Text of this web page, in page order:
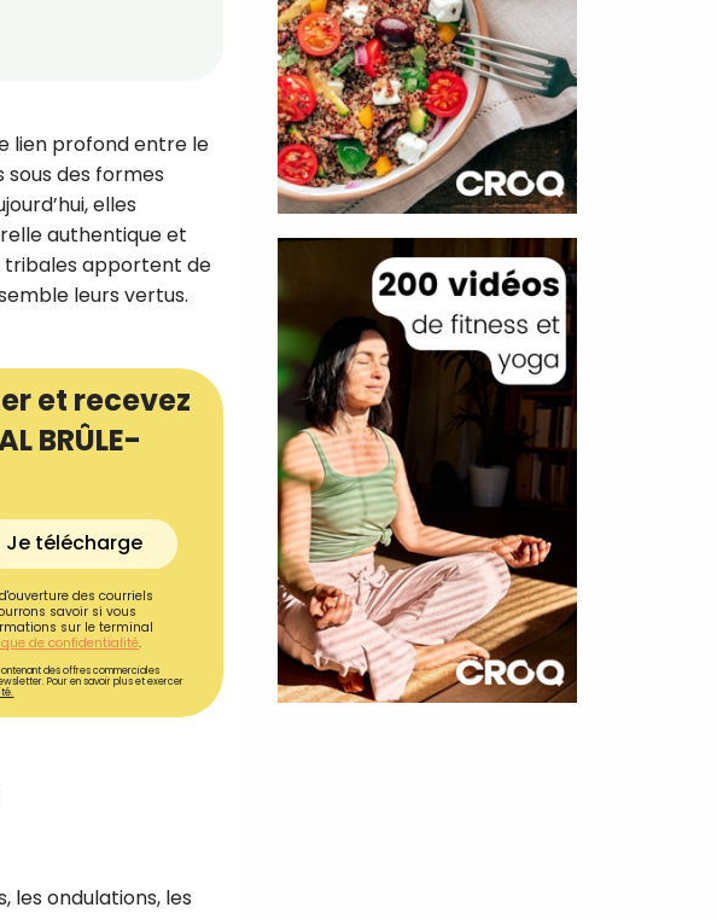
lien profond entre le
des formes
elles
authentique et
tribales apportent de
leurs vertus.
et recevez
BRÛLE-
Je télécharge
des courriels
savoir si vous
sur le terminal
de confidentialité.
des offres commerciales
Pour en savoir plus et exercer
les ondulations, les
180
de CROQ
promotionnelle de